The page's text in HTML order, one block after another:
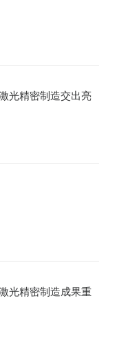
光精密制造交出亮
光精密制造成果重